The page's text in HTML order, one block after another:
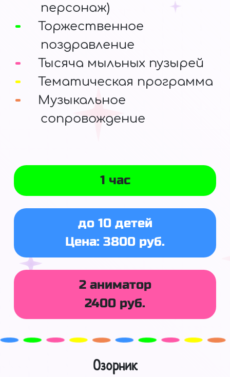
персонаж)
Торжественное
поздравление
Тысяча мыльных пузырей
Тематическая программа
Музыкальное
сопровождение
1 час
до 10 детей
Цена: 3800 руб.
2 аниматор
2400 руб.
Озорник